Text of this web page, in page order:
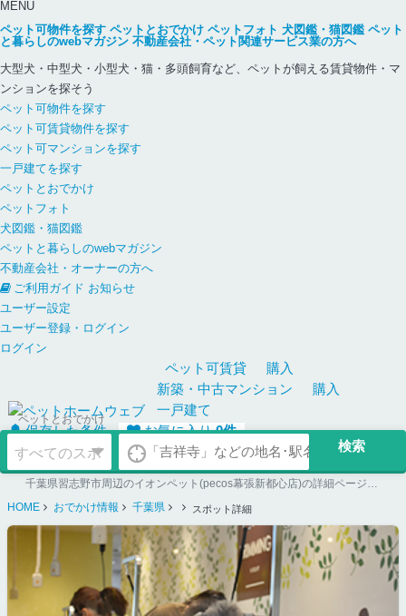
MENU
ペット可物件を探す ペットとおでかけ ペットフォト 犬図鑑・猫図鑑 ペット
と暮らしのwebマガジン 不動産会社・ペット関連サービス業の方へ
大型犬・中型犬・小型犬・猫・多頭飼育など、ペットが飼える賃貸物件・マ
ンションを探そう
ペット可物件を探す
ペット可賃貸物件を探す
ペット可マンションを探す
一戸建てを探す
ペットとおでかけ
ペットフォト
犬図鑑・猫図鑑
ペットと暮らしのwebマガジン
不動産会社・オーナーの方へ
ご利用ガイド お知らせ
ユーザー設定
ユーザー登録・ログイン
ログイン
ペット可賃貸
購入
新築・中古マンション
購入
一戸建て
保存した条件
お気に入り0件
ペットとおでかけ
千葉県習志野市周辺のイオンペット(pecos幕張新都心店)の詳細ページ。ペット同伴可のお店探しならペットホームウェブ。ペット可賃貸のお部屋探し、ペット可マンション購入のご検討時にもご利用ください。
HOME
おでかけ情報 千葉県 スポット詳細